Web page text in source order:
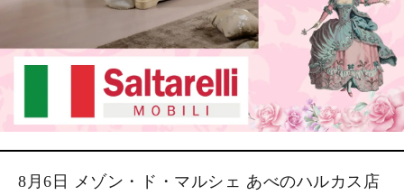
8月6日 メゾン・ド・マルシェ あべのハルカス店